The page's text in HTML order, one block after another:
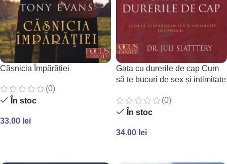
Căsnicia Împărăției
(0)
În stoc
33.00 lei
Gata cu durerile de cap Cum
să te bucuri de sex și intimitate
(0)
În stoc
34.00 lei